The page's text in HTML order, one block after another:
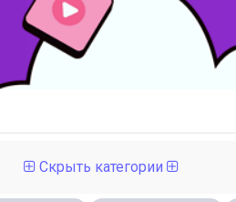
Скрыть категории